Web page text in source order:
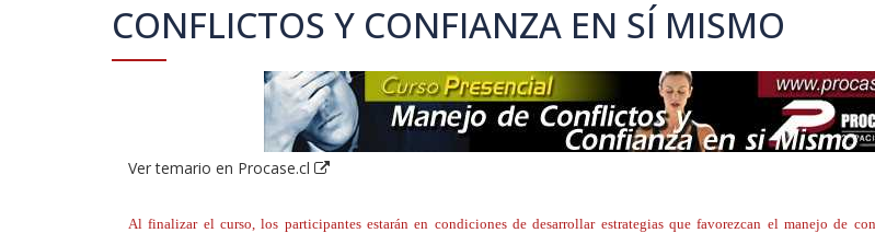
CONFLICTOS Y CONFIANZA EN SÍ MISMO
Ver temario en Procase.cl
Al finalizar el curso, los participantes estarán en condiciones de desarrollar estrategias que favorezcan el manejo de